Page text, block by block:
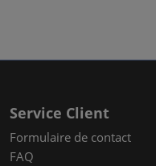
Service Client
Formulaire de contact
FAQ